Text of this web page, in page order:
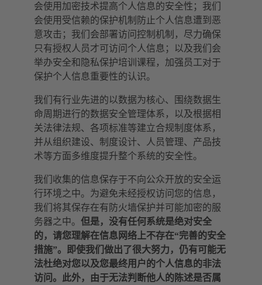
会使用加密技术提高个人信息的安全性；我们
会使用受信赖的保护机制防止个人信息遭到恶
意攻击；我们会部署访问控制机制，尽力确保
只有授权人员才可访问个人信息；以及我们会
举办安全和隐私保护培训课程，加强员工对于
保护个人信息重要性的认识。
我们有行业先进的以数据为核心、围绕数据生
命周期进行的数据安全管理体系，以及根据相
关法律法规、各项标准等建立合规制度体系，
并从组织建设、制度设计、人员管理、产品技
术等方面多维度提升整个系统的安全性。
我们收集的信息保存于不向公众开放的安全运
行环境之中。为避免未经授权访问您的信息，
我们将其保存在有防火墙保护并可能加密的服
务器之中。 但是，没有任何系统是绝对安全
的，请您理解在信息网络上不存在“完善的安全
措施”。即使我们做出了很大努力，仍有可能无
法杜绝对您以及您最终用户的个人信息的非法
访问。此外，由于无法判断他人的陈述是否属